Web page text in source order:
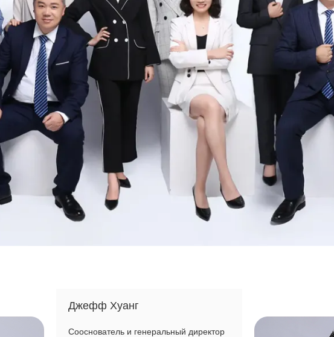
Джефф Хуанг
Сооснователь и генеральный директор